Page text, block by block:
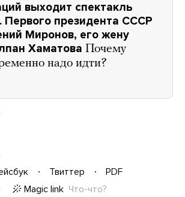
выходит спектакль
Первого президента СССР
Миронов, его жену
Хаматова Почему
надо идти?
Твиттер
PDF
Magic link Что-что?